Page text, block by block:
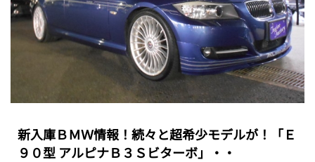
新入庫ＢＭＷ情報！続々と超希少モデルが！「Ｅ
９０型 アルピナＢ３Ｓビターボ」・・